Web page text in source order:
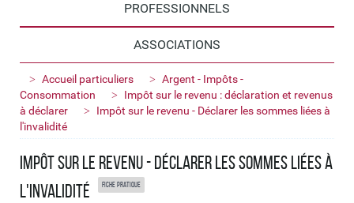
PROFESSIONNELS
ASSOCIATIONS
Accueil particuliers
Argent - Impôts -
Consommation
Impôt sur le revenu : déclaration et revenus
à déclarer
Impôt sur le revenu - Déclarer les sommes liées à
l'invalidité
Impôt sur le revenu - Déclarer les sommes liées à
l'invalidité
Fiche pratique